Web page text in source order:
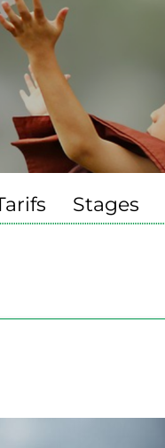
Stages